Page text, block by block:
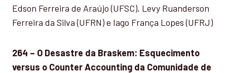
Edson Ferreira de Araújo (UFSC), Levy Ruanderson
Ferreira da Silva (UFRN) e Iago França Lopes (UFRJ)
264 – O Desastre da Braskem: Esquecimento
versus o Counter Accounting da Comunidade de